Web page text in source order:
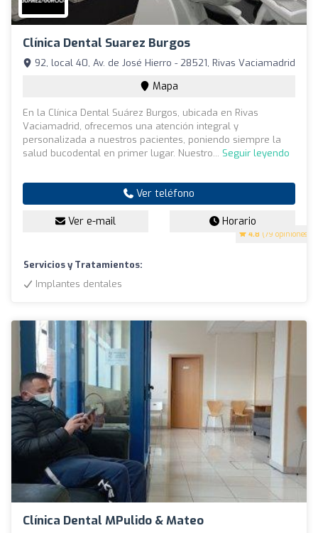
Clínica Dental Suarez Burgos
4.8 (79 opiniones)
92, local 40, Av. de José Hierro - 28521, Rivas Vaciamadrid
Mapa
En la Clínica Dental Suárez Burgos, ubicada en Rivas
Vaciamadrid, ofrecemos una atención integral y
personalizada a nuestros pacientes, poniendo siempre la
salud bucodental en primer lugar. Nuestro... Seguir leyendo
Ver teléfono
Ver e-mail Horario
Servicios y Tratamientos:
Implantes dentales
Clínica Dental MPulido & Mateo